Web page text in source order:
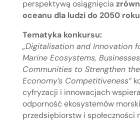
perspektywą osiągnięcia
oceanu dla ludzi do 2050 roku
Tematyka konkursu:
„Digitalisation and Innovation
Marine Ecosystems,
Communities to Strengthen
Economy’s Competitiveness”
cyfryzacji i innowacjach
odporność ekosystemów
przedsiębiorstw i społeczności